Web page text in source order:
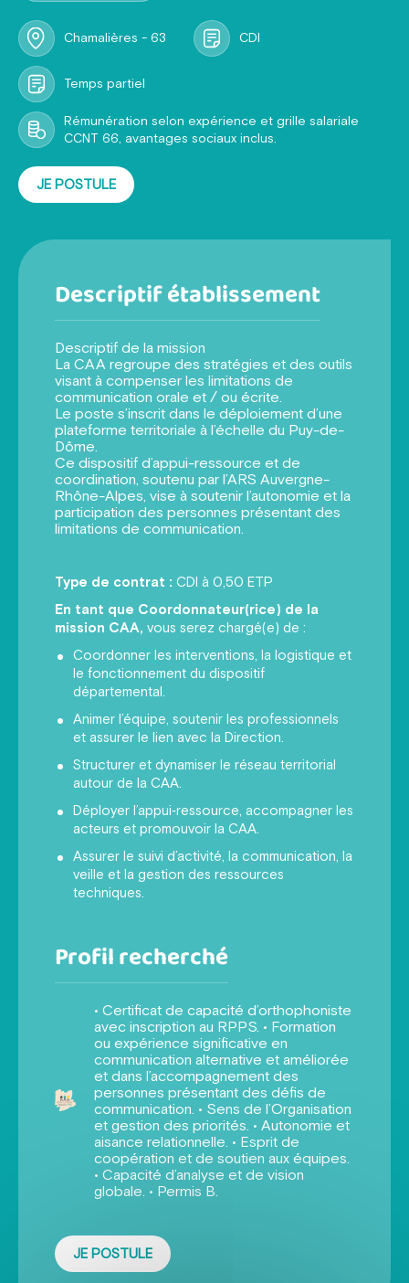
Chamalières - 63 CDI
Temps partiel
Rémunération selon expérience et grille salariale
CCNT 66, avantages sociaux inclus.
JE POSTULE
Descriptif établissement
Descriptif de la mission
La CAA regroupe des stratégies et des outils
visant à compenser les limitations de
communication orale et / ou écrite.
Le poste s’inscrit dans le déploiement d’une
plateforme territoriale à l’échelle du Puy-de-
Dôme.
Ce dispositif d’appui-ressource et de
coordination, soutenu par l’ARS Auvergne-
Rhône-Alpes, vise à soutenir l’autonomie et la
participation des personnes présentant des
limitations de communication.
Type de contrat : CDI à 0,50 ETP
En tant que Coordonnateur(rice) de la
mission CAA, vous serez chargé(e) de :
Coordonner les interventions, la logistique et
le fonctionnement du dispositif
départemental.
Animer l’équipe, soutenir les professionnels
et assurer le lien avec la Direction.
Structurer et dynamiser le réseau territorial
autour de la CAA.
Déployer l’appui‑ressource, accompagner les
acteurs et promouvoir la CAA.
Assurer le suivi d’activité, la communication, la
veille et la gestion des ressources
techniques.
Profil recherché
• Certificat de capacité d’orthophoniste
avec inscription au RPPS. • Formation
ou expérience significative en
communication alternative et améliorée
et dans l’accompagnement des
personnes présentant des défis de
communication. • Sens de l’Organisation
et gestion des priorités. • Autonomie et
aisance relationnelle. • Esprit de
coopération et de soutien aux équipes.
• Capacité d’analyse et de vision
globale. • Permis B.
JE POSTULE